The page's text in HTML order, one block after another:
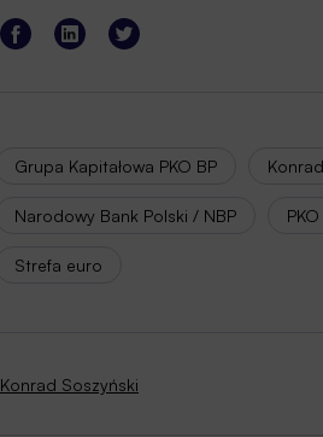
Grupa Kapitałowa PKO BP
Narodowy Bank Polski / NBP
Strefa euro
Konrad Soszyński